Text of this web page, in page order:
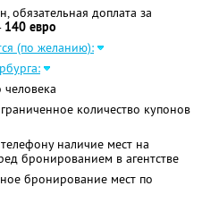
обязательная доплата за
140 евро
(по желанию):
количество купонов
наличие мест на
бронированием в агентстве
бронирование мест по